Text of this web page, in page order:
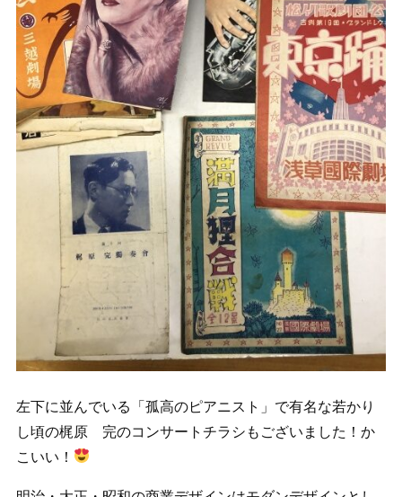
左下に並んでいる「孤高のピアニスト」で有名な若かり
し頃の梶原 完のコンサートチラシもございました！か
こいい！